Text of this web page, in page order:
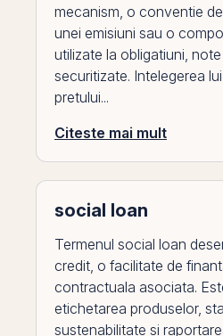
mecanism, o conventie
unei emisiuni sau o
utilizate la obligatiuni,
securitizate. Intelegerea
pretului...
Citeste mai mult
social loan
Termenul social loan
credit, o facilitate de
contractuala asociata.
etichetarea produselor,
sustenabilitate si